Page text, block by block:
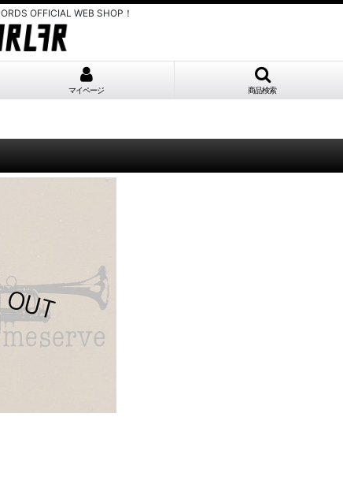
OFFICIAL WEB SHOP！
マイページ 商品検索